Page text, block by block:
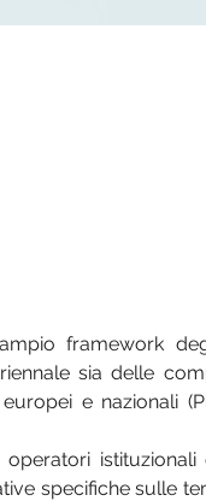
framework
sia delle
e nazionali
specifiche sulle